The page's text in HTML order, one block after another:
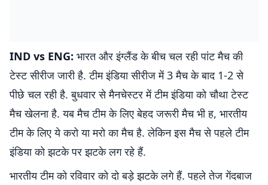
IND vs ENG: भारत और इंग्लैंड के बीच चल रही पांट मैच की
टेस्ट सीरीज जारी है. टीम इंडिया सीरीज में 3 मैच के बाद 1-2 से
पीछे चल रही है. बुधवार से मैनचेस्टर में टीम इंडिया को चौथा टेस्ट
मैच खेलना है. यब मैच टीम के लिए बेहद जरूरी मैच भी ह, भारतीय
टीम के लिए ये करो या मरो का मैच है. लेकिन इस मैच से पहले टीम
इंडिया को झटके पर झटके लग रहे हैं.
भारतीय टीम को रविवार को दो बड़े झटके लगे हैं. पहले तेज गेंदबाज